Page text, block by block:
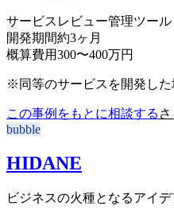
サービス レビュー管理ツール
開発期間約3ヶ月
概算費用300〜400万円
※同等のサービスを開発した
この事例をもとに相談する
bubble
HIDANE
ビジネスの火種となるアイ